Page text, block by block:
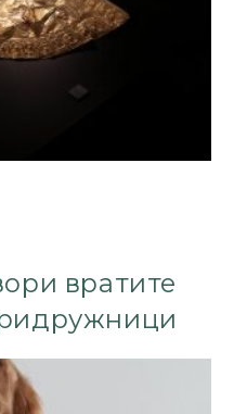
вратите